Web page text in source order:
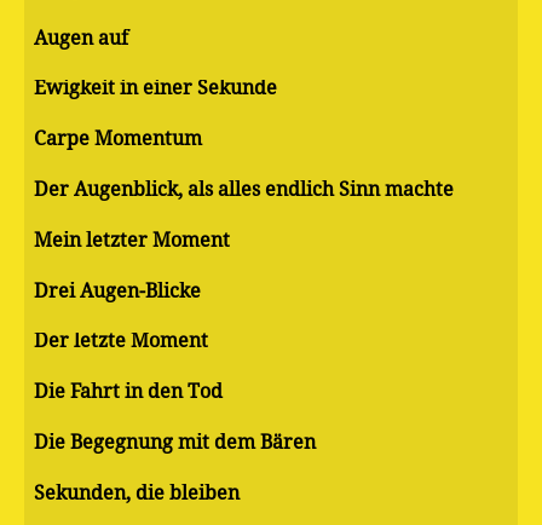
Augen auf
Ewigkeit in einer Sekunde
Carpe Momentum
Der Augenblick, als alles endlich Sinn machte
Mein letzter Moment
Drei Augen-Blicke
Der letzte Moment
Die Fahrt in den Tod
Die Begegnung mit dem Bären
Sekunden, die bleiben